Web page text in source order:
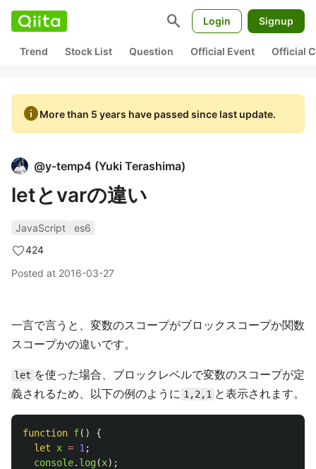
search Login Signup
Trend Stock List Question Official Event Official
infoMore than 5 years have passed since last update.
@y-temp4 (Yuki Terashima)
letとvarの違い
JavaScript
es6
424
Posted at 2016-03-27
一言で言うと、変数のスコープがブロックスコープか関数
スコープかの違いです。
let を使った場合、ブロックレベルで変数のスコープが定
義されるため、以下の例のように 1,2,1 と表示されます。
function f()
{
let
x = 1 ;
console. log(x);